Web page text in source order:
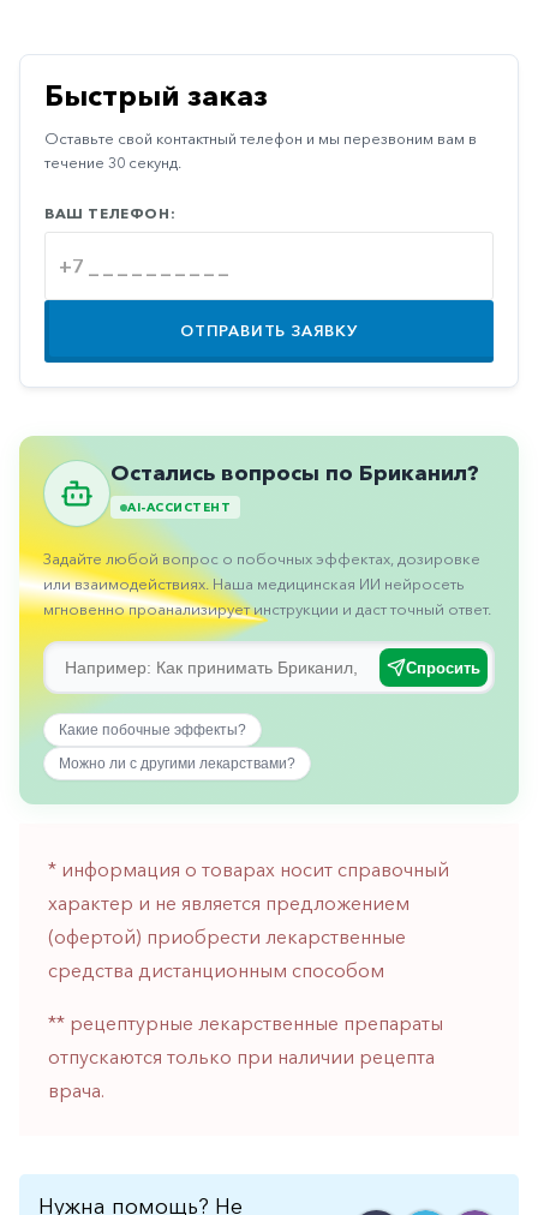
Противовирусные
Противовоспалительные
Противоопухолевые
Противоподагрические
Противорвотные
Противоэпилептические
Пульмонология
Сердечные
Сосудистые
Тромбозы
Урология
Ухо-
горло-
нос
Хирургия
Щитовидная
Быстрый заказ
Оставьте свой контактный телефон и мы перезвоним вам в
течение 30 секунд.
ВАШ ТЕЛЕФОН:
ОТПРАВИТЬ ЗАЯВКУ
Остались вопросы по Бриканил?
AI-АССИСТЕНТ
Задайте любой вопрос о побочных эффектах, дозировке
или взаимодействиях. Наша медицинская ИИ нейросеть
мгновенно проанализирует инструкции и даст точный ответ.
Спросить
Какие побочные эффекты?
Можно ли с другими лекарствами?
* информация о товарах носит справочный
характер и не является предложением
(офертой) приобрести лекарственные
средства дистанционным способом
** рецептурные лекарственные препараты
отпускаются только при наличии рецепта
врача.
Нужна помощь? Не